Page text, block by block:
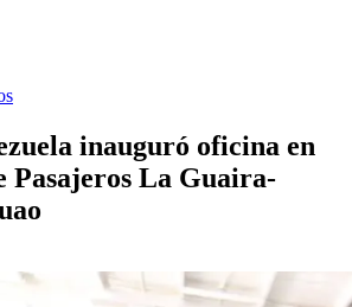
inauguró oficina en
Pasajeros La Guaira-